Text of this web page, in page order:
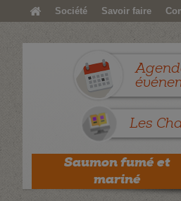
Société Savoir faire
Les
Saumon fumé et
mariné